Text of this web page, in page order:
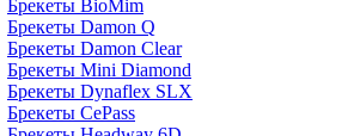
Брекеты BioMim
Брекеты Damon Q
Брекеты Damon Clear
Брекеты Mini Diamond
Брекеты Dynaflex SLX
Брекеты CePass